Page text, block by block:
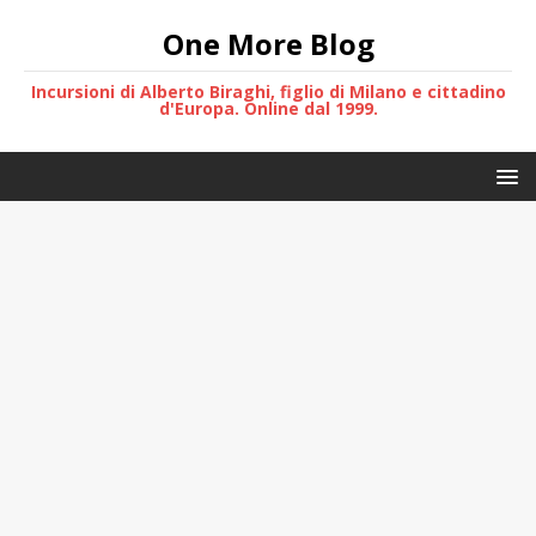
One More Blog
Incursioni di Alberto Biraghi, figlio di Milano e cittadino
d'Europa. Online dal 1999.